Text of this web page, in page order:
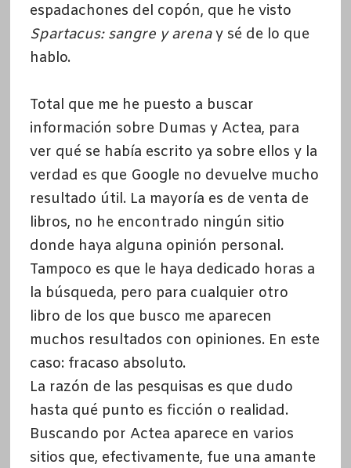
espadachones del copón, que he visto
Spartacus: sangre y arenay sé de lo que
hablo.
Total que me he puesto a buscar
información sobre Dumas y Actea, para
ver qué se había escrito ya sobre ellos y la
verdad es que Google no devuelve mucho
resultado útil. La mayoría es de venta de
libros, no he encontrado ningún sitio
donde haya alguna opinión personal.
Tampoco es que le haya dedicado horas a
la búsqueda, pero para cualquier otro
libro de los que busco me aparecen
muchos resultados con opiniones. En este
caso: fracaso absoluto.
La razón de las pesquisas es que dudo
hasta qué punto es ficción o realidad.
Buscando por Actea aparece en varios
sitios que, efectivamente, fue una amante